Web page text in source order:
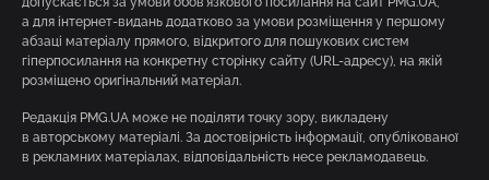
а для інтернет-видань додатково за умови розміщення у першому
абзаці матеріалу прямого, відкритого для пошукових систем
гіперпосилання на конкретну сторінку сайту (URL-адресу), на якій
розміщено оригінальний матеріал.
Редакція PMG.UA може не поділяти точку зору, викладену
в авторському матеріалі. За достовірність інформації, опублікованої
в рекламних матеріалах, відповідальність несе рекламодавець.